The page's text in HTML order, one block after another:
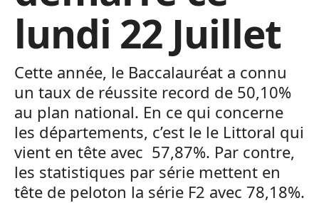
lundi 22 Juillet
Cette année, le Baccalauréat a connu
un taux de réussite record de 50,10%
au plan national. En ce qui concerne
les départements, c’est le le Littoral qui
vient en tête avec 57,87%. Par contre,
les statistiques par série mettent en
tête de peloton la série F2 avec 78,18%.